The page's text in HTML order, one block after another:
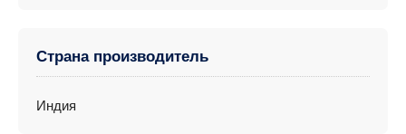
Страна производитель
Индия